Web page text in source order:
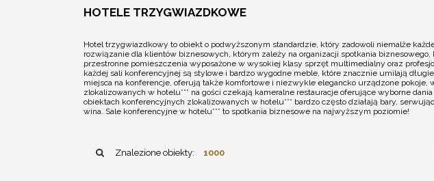
HOTELE TRZYGWIAZDKOWE
Hotel trzygwiazdkowy to obiekt o podwyższonym standardzie, który zadowoli niemalże
rozwiązanie dla klientów biznesowych, którym zależy na organizacji spotkania
przestronne pomieszczenia wyposażone w wysokiej klasy sprzęt multimedialny oraz
każdej sali konferencyjnej są stylowe i bardzo wygodne meble, które znacznie umilają
miejsca na konferencje, oferują także komfortowe i niezwykle elegancko urządzone
zlokalizowanych w hotelu*** na gości czekają kameralne restauracje oferujące wyborne
obiektach konferencyjnych zlokalizowanych w hotelu*** bardzo często działają bary,
wina. Sale konferencyjne w hotelu*** to spotkania biznesowe na najwyższym poziomie!
Znalezione obiekty: 1000